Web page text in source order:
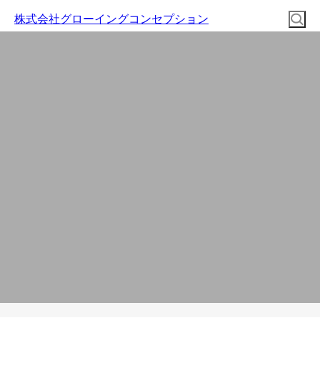
株式会社グローイングコンセプション